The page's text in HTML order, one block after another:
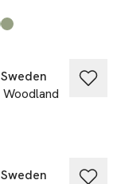
finns i färgerna:
,